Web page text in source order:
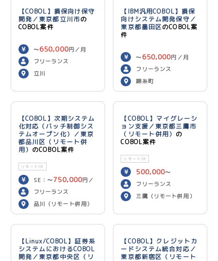
【COBOL】損保向け保守
開発／東京都立川市の
COBOL案件
〜650,000円／月
フリーランス
立川
【IBM汎用COBOL】損保
向けシステム開発保守／
東京都墨田区のCOBOL案
件
〜 650,000円／月
フリーランス
錦糸町
【COBOL】次期システム
化対応（バッチ制御シス
テムオープン化）／東京
都品川区（リモート併
用） のCOBOL案件
リモートOK
SE：〜750,000円／
月 PG：〜700,000
／月
フリーランス
品川（リモート併用）
【COBOL】マイグレーシ
ョン支援／東京都三鷹市
（リモート併用） の
COBOL案件
リモートOK
500,000〜
600,000 円／月
フリーランス
三鷹（リモート併用）
【Linux/COBOL】証券系
システムにおけるCOBOL
開発／東京都中央区（リ
【COBOL】クレジットカ
ードシステム統合対応／
東京都新宿区（リモート